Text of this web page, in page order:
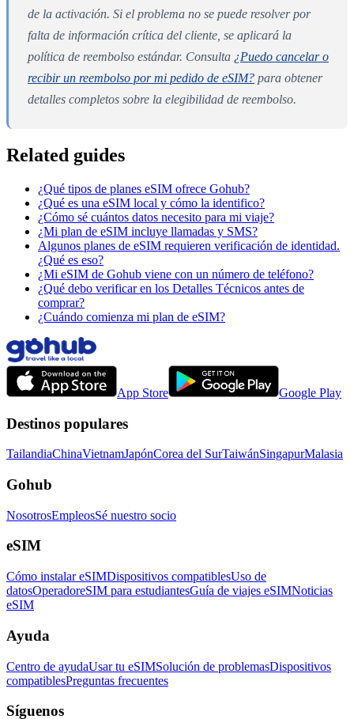
de la activación. Si el problema no se puede resolver por
falta de información crítica del cliente, se aplicará la
política de reembolso estándar. Consulta ¿Puedo cancelar o
recibir un reembolso por mi pedido de eSIM? para obtener
detalles completos sobre la elegibilidad de reembolso.
Related guides
¿Qué tipos de planes eSIM ofrece Gohub?
¿Qué es una eSIM local y cómo la identifico?
¿Cómo sé cuántos datos necesito para mi viaje?
¿Mi plan de eSIM incluye llamadas y SMS?
Algunos planes de eSIM requieren verificación de identidad.
¿Qué es eso?
¿Mi eSIM de Gohub viene con un número de teléfono?
¿Qué debo verificar en los Detalles Técnicos antes de
comprar?
¿Cuándo comienza mi plan de eSIM?
App Store Google Play
Destinos populares
TailandiaChinaVietnamJapónCorea del SurTaiwánSingapurMalasia
Gohub
NosotrosEmpleosSé nuestro socio
eSIM
Cómo instalar eSIMDispositivos compatiblesUso de
datosOperadoreSIM para estudiantesGuía de viajes eSIMNoticias
eSIM
Ayuda
Centro de ayudaUsar tu eSIMSolución de problemasDispositivos
compatiblesPreguntas frecuentes
Síguenos